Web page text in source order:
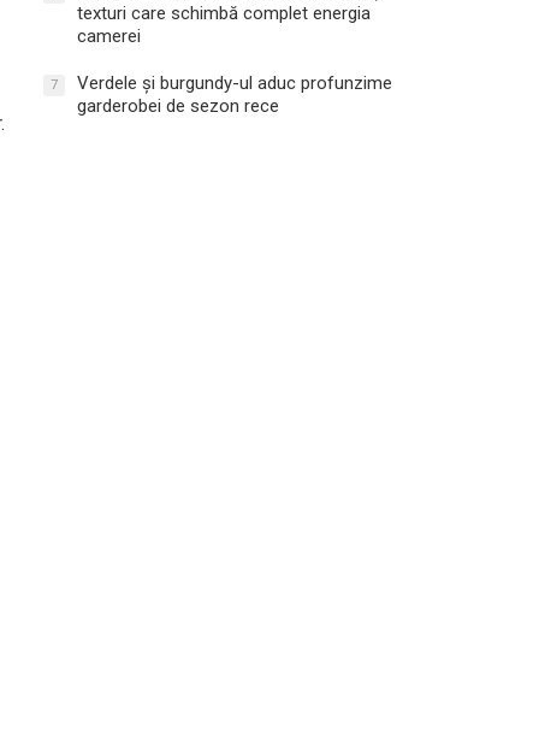
texturi care schimbă complet energia
camerei
7
Verdele și burgundy-ul aduc profunzime
garderobei de sezon rece